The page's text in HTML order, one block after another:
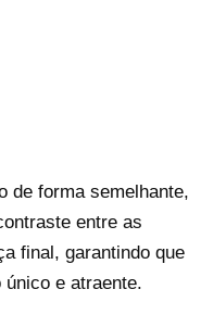
de forma semelhante,
entre as
final, garantindo que
e atraente.